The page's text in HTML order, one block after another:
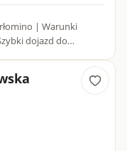
| Warunki
dojazd do